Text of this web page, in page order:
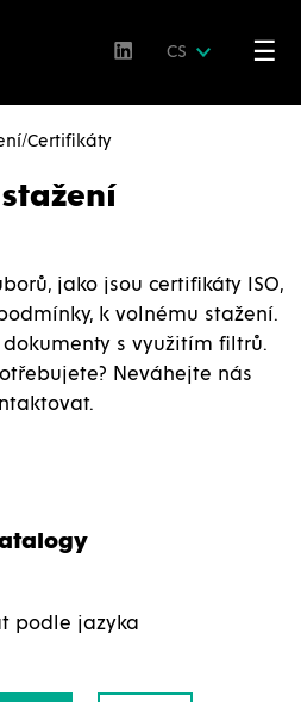
CS ☰
Certifikáty
stažení
jako jsou certifikáty ISO,
k volnému stažení.
s využitím filtrů.
Neváhejte nás
podle jazyka